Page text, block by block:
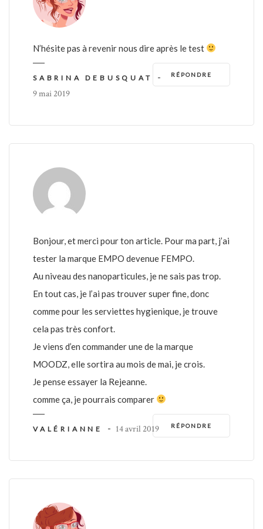
N’hésite pas à revenir nous dire après le test
RÉPONDRE
SABRINA DEBUSQUAT -
9 mai 2019
Bonjour, et merci pour ton article. Pour ma part, j’ai
tester la marque EMPO devenue FEMPO.
Au niveau des nanoparticules, je ne sais pas trop.
En tout cas, je l’ai pas trouver super fine, donc
comme pour les serviettes hygienique, je trouve
cela pas très confort.
Je viens d’en commander une de la marque
MOODZ, elle sortira au mois de mai, je crois.
Je pense essayer la Rejeanne.
comme ça, je pourrais comparer
RÉPONDRE
VALÉRIANNE - 14 avril 2019